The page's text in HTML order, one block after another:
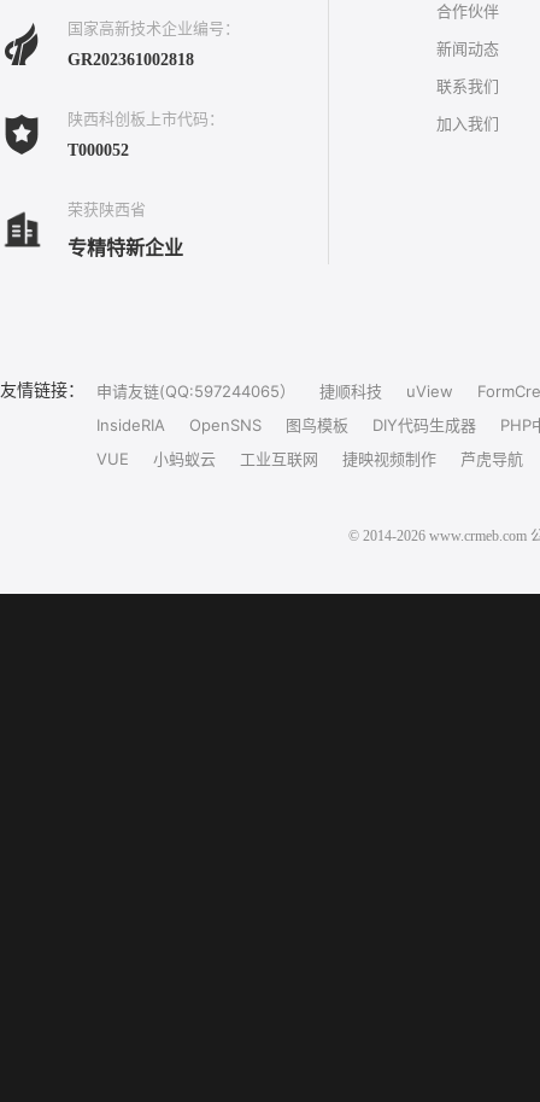
国家高新技术企业编号：
GR202361002818
陕西科创板上市代码：
T000052
荣获陕西省
专精特新企业
合作伙伴
新闻动态
联系我们
加入我们
友情链接： 申请友链(QQ:597244065） 捷顺科技 uView
InsideRIA
OpenSNS 图鸟模板 DIY代码生成器
PHP
VUE
小蚂蚁云 工业互联网 捷映视频制作 芦虎导航
© 2014-2026